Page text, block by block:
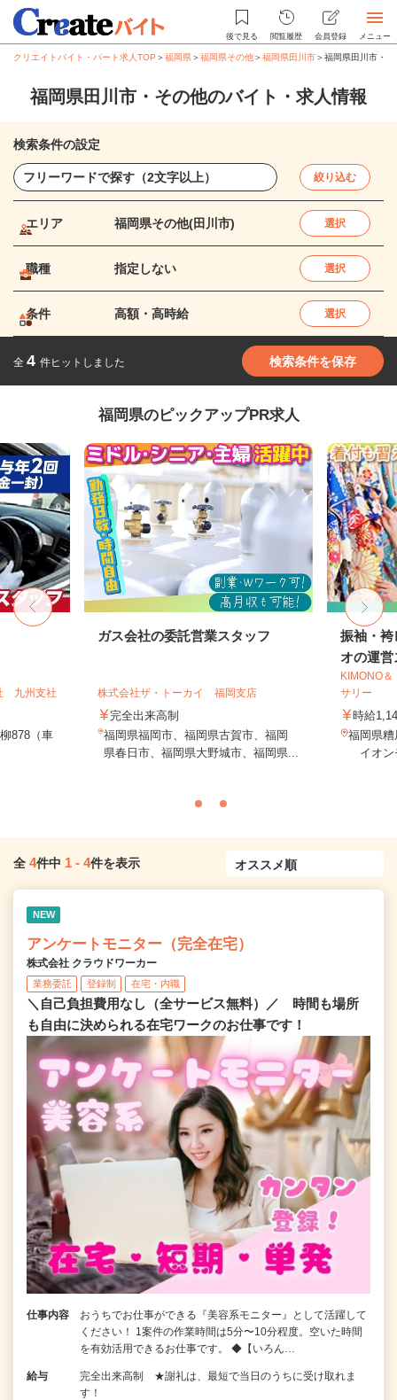
後で見る 閲覧履歴 会員登録 メニュー
クリエイトバイト・パート求人TOP ＞福岡県＞福岡県その他＞福岡県田川市＞福岡県田川市・
福岡県田川市・その他のバイト・求人情報
検索条件の設定
絞り込む
エリア 福岡県その他(田川市) 選択
職種 指定しない 選択
条件 高額・高時給 選択
全 4 件ヒットしました 検索条件を保存
福岡県のピックアップPR求人
九州支社
878（車
ガス会社の委託営業スタッフ
株式会社ザ・トーカイ 福岡支店
完全出来高制
福岡県福岡市、福岡県古賀市、福岡
県春日市、福岡県大野城市、福岡県...
振袖・袴
オの運営
KIMONO
サリー
時給
福岡県糟
イオン
全 4件中 1 - 4件を表示
NEW
アンケートモニター（完全在宅）
株式会社 クラウドワーカー
業務委託 登録制 在宅・内職
＼自己負担費用なし（全サービス無料）／ 時間も場所
も自由に決められる在宅ワークのお仕事です！
仕事内容
おうちでお仕事ができる『美容系モニター』として活躍して
ください！ 1案件の作業時間は5分〜10分程度。空いた時間
を有効活用できるお仕事です。 ◆【いろん…
給与
完全出来高制 ★謝礼は、最短で当日のうちに受け取れま
す！